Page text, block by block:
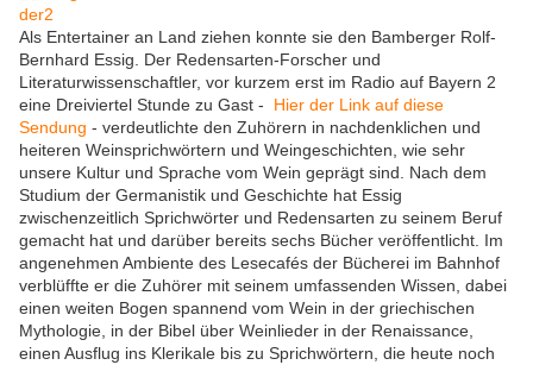
Als Entertainer an Land ziehen konnte sie den Bamberger Rolf-
Bernhard Essig. Der Redensarten-Forscher und
Literaturwissenschaftler, vor kurzem erst im Radio auf Bayern 2
eine Dreiviertel Stunde zu Gast - Hier der Link auf diese
Sendung - verdeutlichte den Zuhörern in nachdenklichen und
heiteren Weinsprichwörtern und Weingeschichten, wie sehr
unsere Kultur und Sprache vom Wein geprägt sind. Nach dem
Studium der Germanistik und Geschichte hat Essig
zwischenzeitlich Sprichwörter und Redensarten zu seinem Beruf
gemacht hat und darüber bereits sechs Bücher veröffentlicht. Im
angenehmen Ambiente des Lesecafés der Bücherei im Bahnhof
verblüffte er die Zuhörer mit seinem umfassenden Wissen, dabei
einen weiten Bogen spannend vom Wein in der griechischen
Mythologie, in der Bibel über Weinlieder in der Renaissance,
einen Ausflug ins Klerikale bis zu Sprichwörtern, die heute noch